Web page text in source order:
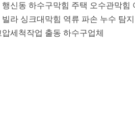
행신동 하수구막힘 주택 오수관막힘
빌라 싱크대막힘 역류 파손 누수 탐
압세척작업 출동 하수구업체